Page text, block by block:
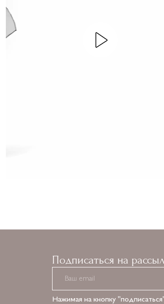
Подписаться на
Нажимая на кнопку